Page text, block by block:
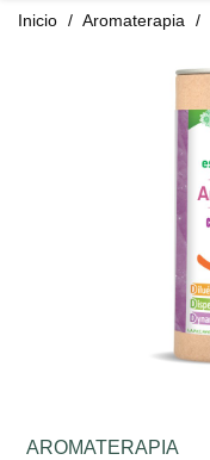
Inicio Aromaterapia
AROMATERAPIA